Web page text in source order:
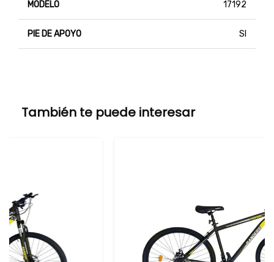
MODELO 17192
PIE DE APOYO SI
También te puede interesar